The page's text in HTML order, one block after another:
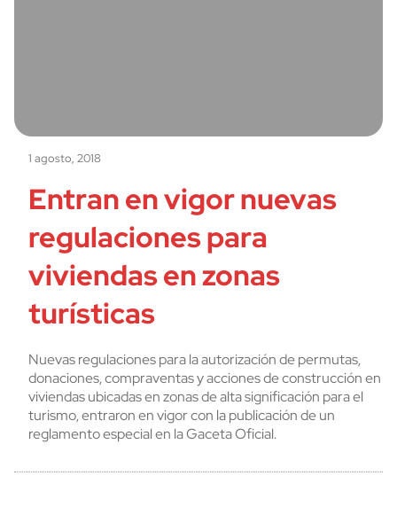
1 agosto, 2018
Entran en vigor nuevas
regulaciones para
viviendas en zonas
turísticas
Nuevas regulaciones para la autorización de permutas,
donaciones, compraventas y acciones de construcción en
viviendas ubicadas en zonas de alta significación para el
turismo, entraron en vigor con la publicación de un
reglamento especial en la Gaceta Oficial.